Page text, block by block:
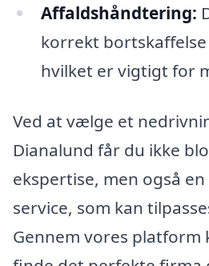
Affaldshåndtering:
korrekt
hvilket er vigtigt for
Ved at vælge et
Dianalund får du ikke
ekspertise, men også
service, som kan
Gennem vores platform